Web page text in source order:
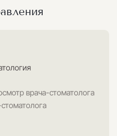
врача-стоматолога